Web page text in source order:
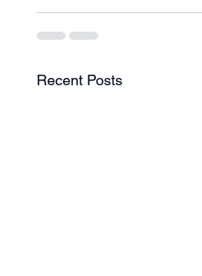
Recent Posts